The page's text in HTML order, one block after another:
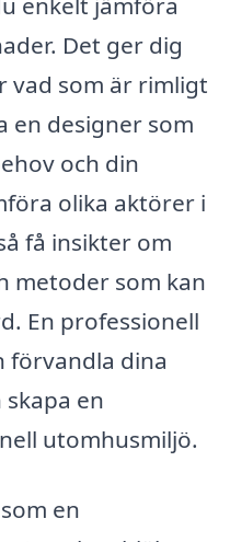
Det ger dig
vad som är rimligt
en designer som
och din
olika aktörer i
få insikter om
metoder som kan
En professionell
förvandla dina
en
utomhusmiljö.
en